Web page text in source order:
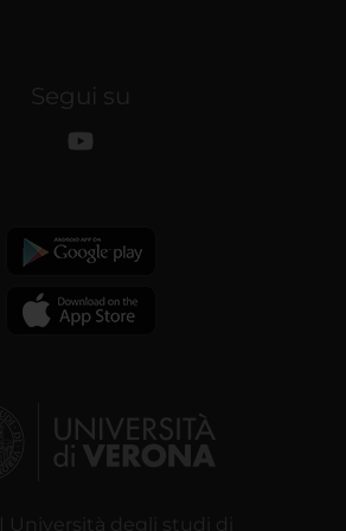
Segui su
| Università degli studi di